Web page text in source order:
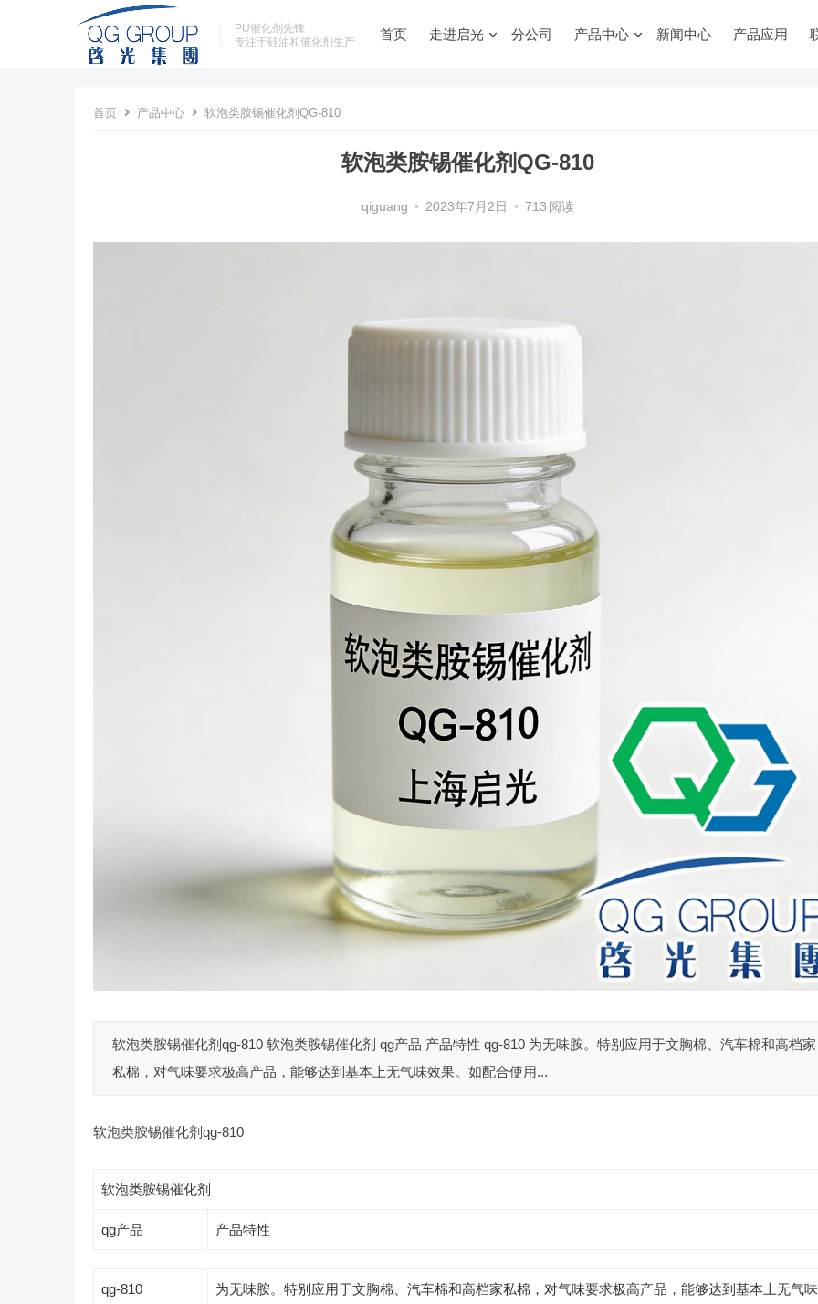
PU催化剂先锋
专注于硅油和催化剂生产
首页 走进启光 分公司 产品中心 新闻中心 产品应用
首页 产品中心 软泡类胺锡催化剂QG-810
软泡类胺锡催化剂QG-810
qiguang • 2023年7月2日 • 713 阅读
软泡类胺锡催化剂qg-810 软泡类胺锡催化剂 qg产品 产品特性 qg-810 为无味胺。特别应用于文胸棉、汽车棉和高档家
私棉，对气味要求极高产品，能够达到基本上无气味效果。如配合使用...
软泡类胺锡催化剂qg-810
软泡类胺锡催化剂
qg产品 产品特性
qg-810
为无味胺。特别应用于文胸棉、汽车棉和高档家私棉，对气味要求极高产品，能够达到基本上无气